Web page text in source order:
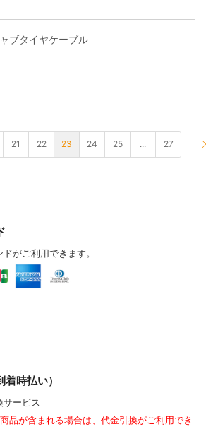
ス
ケーブル
ケーブル切り売り
RCA/XLR/BNC/F）
ブタイヤケーブル
21 22 ページを読んでいます
23 24 25 ... 27
がご利用できます。
時払い）
サービス
品が含まれる場合は、代金引換がご利用でき